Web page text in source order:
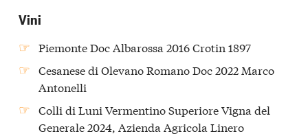
Vini
Piemonte Doc Albarossa 2016 Crotin 1897
Cesanese di Olevano Romano Doc 2022 Marco
Antonelli
Colli di Luni Vermentino Superiore Vigna del
Generale 2024, Azienda Agricola Linero